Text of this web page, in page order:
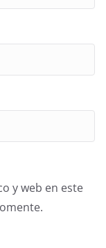
y web en este